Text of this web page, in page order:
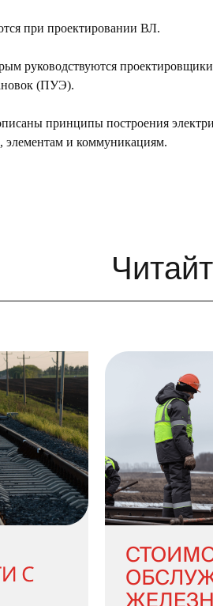
при проектировании ВЛ.
руководствуются проектировщики
(ПУЭ).
принципы построения
элементам и коммуникациям.